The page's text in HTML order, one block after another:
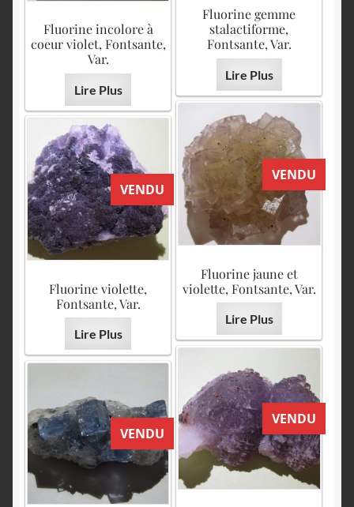
Fluorine gemme
stalactiforme,
Fontsante, Var.
Lire Plus
Fluorine incolore à
coeur violet, Fontsante,
Var.
Lire Plus
VENDU
Fluorine jaune et
violette, Fontsante, Var.
Lire Plus
VENDU
Fluorine violette,
Fontsante, Var.
Lire Plus
VENDU
VENDU